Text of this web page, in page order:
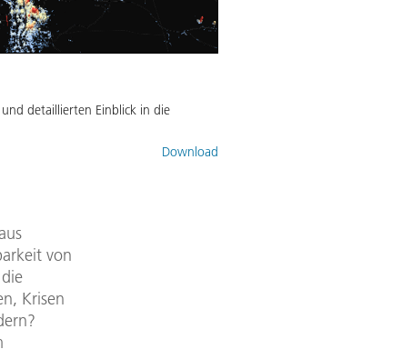
detaillierten Einblick in die
Download
von
Krisen